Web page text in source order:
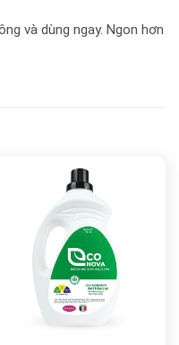
và dùng ngay. Ngon hơn